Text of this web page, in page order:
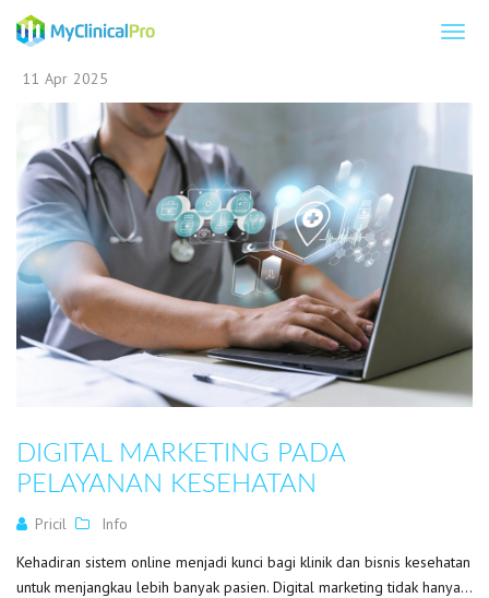
11 Apr 2025
DIGITAL MARKETING PADA
PELAYANAN KESEHATAN
Pricil
Info
Kehadiran sistem online menjadi kunci bagi klinik dan bisnis kesehatan
untuk menjangkau lebih banyak pasien. Digital marketing tidak hanya...